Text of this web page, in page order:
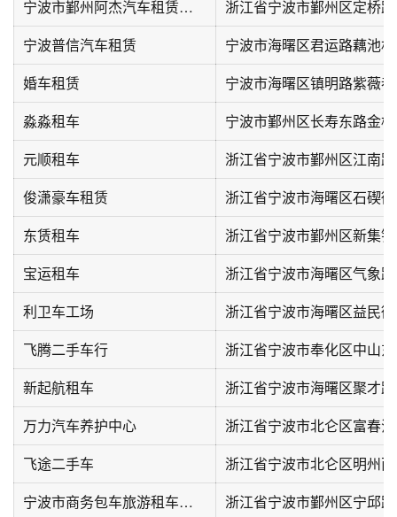
宁波市鄞州阿杰汽车租赁服务有限公司
浙江省宁波市鄞州区定桥
宁波普信汽车租赁
宁波市海曙区君运路藕池
婚车租赁
宁波市海曙区镇明路紫薇巷
淼淼租车
元顺租车
浙江省宁波市鄞州区江南
俊潇豪车租赁
东赁租车
浙江省宁波市鄞州区新集
宝运租车
浙江省宁波市海曙区气象
利卫车工场
浙江省宁波市海曙区益民
飞腾二手车行
浙江省宁波市奉化区中山
新起航租车
浙江省宁波市海曙区聚才
万力汽车养护中心
浙江省宁波市北仑区富春
飞途二手车
浙江省宁波市北仑区明州
宁波市商务包车旅游租车公司
浙江省宁波市鄞州区宁邱